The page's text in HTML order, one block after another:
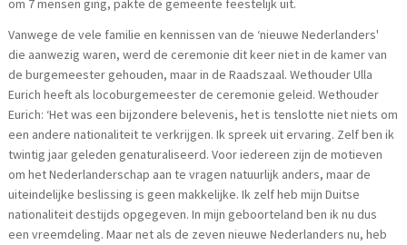
om 7 mensen ging, pakte de gemeente feestelijk uit.
Vanwege de vele familie en kennissen van de ‘nieuwe Nederlanders'
die aanwezig waren, werd de ceremonie dit keer niet in de kamer van
de burgemeester gehouden, maar in de Raadszaal. Wethouder Ulla
Eurich heeft als locoburgemeester de ceremonie geleid. Wethouder
Eurich: ‘Het was een bijzondere belevenis, het is tenslotte niet niets om
een andere nationaliteit te verkrijgen. Ik spreek uit ervaring. Zelf ben ik
twintig jaar geleden genaturaliseerd. Voor iedereen zijn de motieven
om het Nederlanderschap aan te vragen natuurlijk anders, maar de
uiteindelijke beslissing is geen makkelijke. Ik zelf heb mijn Duitse
nationaliteit destijds opgegeven. In mijn geboorteland ben ik nu dus
een vreemdeling. Maar net als de zeven nieuwe Nederlanders nu, heb